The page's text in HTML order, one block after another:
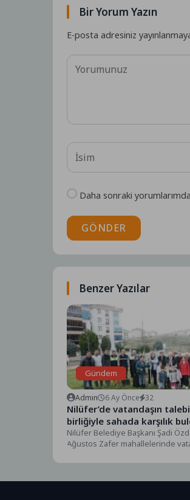
Bir Yorum Yazın
E-posta adresiniz
Daha sonraki
GÖNDER
Benzer Yazılar
Gündem
Admin 6 Ay Önce 32
Nilüfer’de vatandaşın
birliğiyle sahada karşılık
Nilüfer Belediye Başkanı Şadi
Ağustos Zafer mahallelerinde